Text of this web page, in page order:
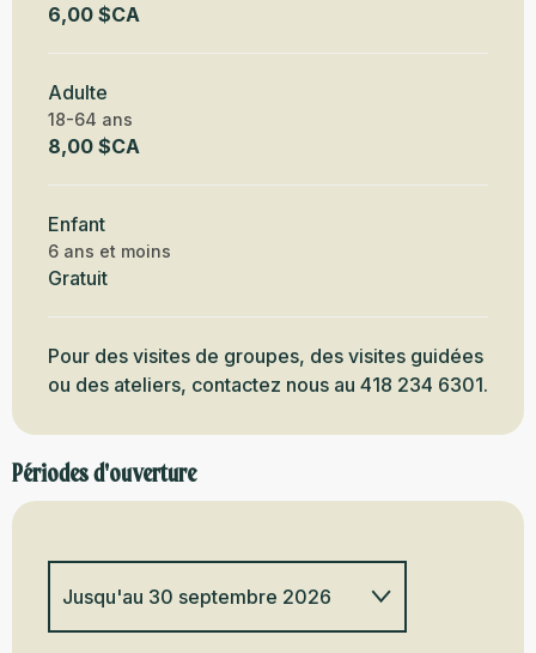
6,00 $CA
Adulte
18-64 ans
8,00 $CA
Enfant
6 ans et moins
Gratuit
Pour des visites de groupes, des visites guidées
ou des ateliers, contactez nous au 418 234 6301.
Périodes d'ouverture
Jusqu'au 30 septembre 2026